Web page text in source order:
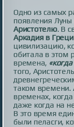
Одно из самых
появления
Аристотелю. В
Аркадия в
цивилизацию,
обитала в этом
времена,
того,
таком времени.
временах,
даже когда на
В это время
были пеласги,